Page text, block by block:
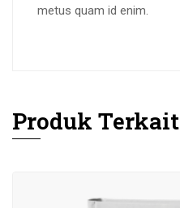
metus quam id enim.
Produk Terkait